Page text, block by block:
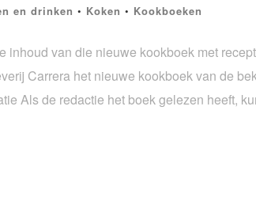
en drinken • Koken • Kookboeken
van die nieuwe kookboek met
Carrera het nieuwe kookboek van de
Als de redactie het boek gelezen heeft,